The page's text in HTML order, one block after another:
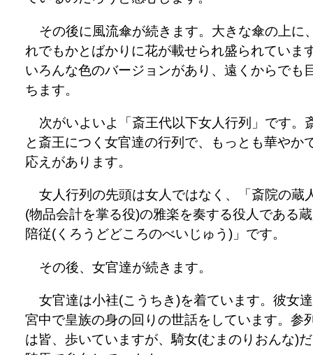
その後に風流傘が続きます。大きな傘の上に
れでもかとばかりに花が載せられ盛られていま
いろんな色のバージョンがあり、遠くからでも
ちます。
次がいよいよ「斎王代以下女人行列」です。
と斎王につく女官達の行列で、もっとも華やか
応えがあります。
女人行列の先頭は女人ではなく、「斎院の蔵
(物品会計を掌る役)の雅楽を奏する役人である
陪従(くろうどどころのべいじゅう)」です。
その後、女官達が続きます。
女官達は小袿(こうちき)を着ています。彼女
宮中で皇族の身の回りの世話をしています。参
は皆、歩いていますが、騎女(むまのりおんな)